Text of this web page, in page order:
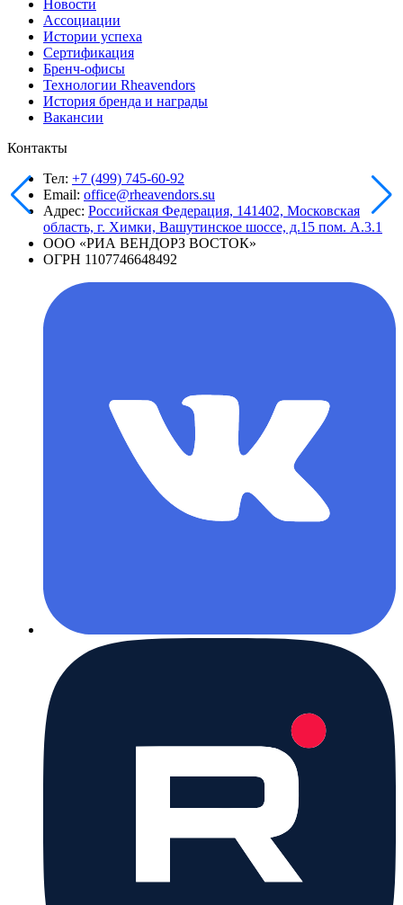
Новости
Ассоциации
Истории успеха
Сертификация
Бренч-офисы
Технологии Rheavendors
История бренда и награды
Вакансии
Контакты
Тел: +7 (499) 745-60-92
Email: office@rheavendors.su
Адрес: Российская Федерация, 141402, Московская
область, г. Химки, Вашутинское шоссе, д.15 пом. А.3.1
ООО «РИА ВЕНДОРЗ ВОСТОК»
ОГРН 1107746648492